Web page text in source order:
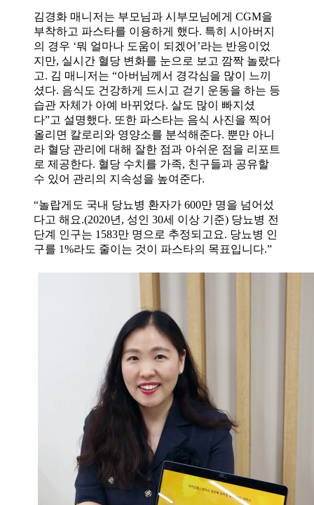
김경화 매니저는 부모님과 시부모님에게 CGM을
부착하고 파스타를 이용하게 했다. 특히 시아버지
의 경우 ‘뭐 얼마나 도움이 되겠어’라는 반응이었
지만, 실시간 혈당 변화를 눈으로 보고 깜짝 놀랐다
고. 김 매니저는 “아버님께서 경각심을 많이 느끼
셨다. 음식도 건강하게 드시고 걷기 운동을 하는 등
습관 자체가 아예 바뀌었다. 살도 많이 빠지셨
다”고 설명했다. 또한 파스타는 음식 사진을 찍어
올리면 칼로리와 영양소를 분석해준다. 뿐만 아니
라 혈당 관리에 대해 잘한 점과 아쉬운 점을 리포트
로 제공한다. 혈당 수치를 가족, 친구들과 공유할
수 있어 관리의 지속성을 높여준다.
“놀랍게도 국내 당뇨병 환자가 600만 명을 넘어섰
다고 해요.(2020년, 성인 30세 이상 기준) 당뇨병 전
단계 인구는 1583만 명으로 추정되고요. 당뇨병 인
구를 1%라도 줄이는 것이 파스타의 목표입니다.”